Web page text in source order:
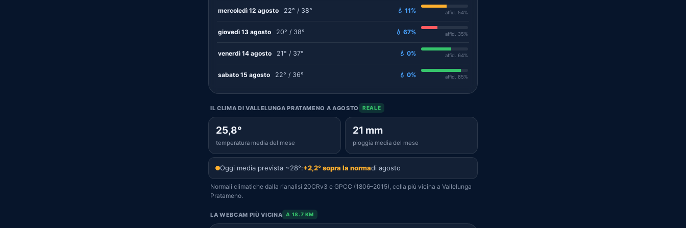
mercoledì 12 agosto 22° / 38° 💧 11% affid. 54%
giovedì 13 agosto 20° / 38° 💧 67% affid. 35%
venerdì 14 agosto 21° / 37° 💧 0% affid. 64%
sabato 15 agosto 22° / 36° 💧 0% affid. 85%
IL CLIMA DI VALLELUNGA PRATAMENO A AGOSTO REALE
25,8°
temperatura media del mese
21 mm
pioggia media del mese
Oggi media prevista ~28°:+2,2° sopra la normadi agosto
Normali climatiche dalla rianalisi 20CRv3 e GPCC (1806–2015), cella più vicina a Vallelunga
Pratameno.
LA WEBCAM PIÙ VICINA A 18.7 KM